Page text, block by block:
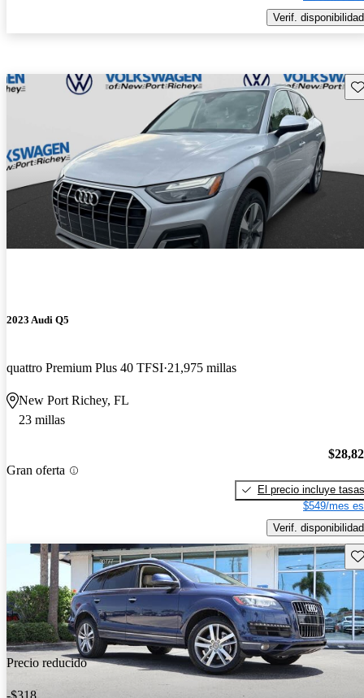
Verif. disponibilidad
2023 Audi Q5
quattro Premium Plus 40 TFSI 21,975 millas
New Port Richey, FL
23 millas
Gran oferta
El precio incluye tasas
$549/mes
Verif. disponibilidad
Precio reducido
-$318